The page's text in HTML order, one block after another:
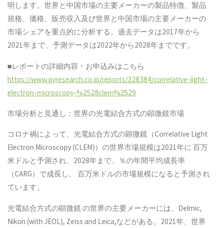
明します。世界と中国市場の主要メーカーの製品特徴、製品
規格、価格、販売収入及び世界と中国市場の主要メーカーの
市場シェアを重点的に分析する。過去データは2017年から
2021年まで、予測データは2022年から2028年までです。
■レポートの詳細内容・お申込みはこちら
https://www.qyresearch.co.jp/reports/228384/correlative-light-
electron-microscopy-%2528clem%2529
市場分析と見通し：世界の光電結合方式の顕微鏡市場
コロナ禍によって、光電結合方式の顕微鏡（Correlative Light
Electron Microscopy (CLEM)）の世界市場規模は2021年に 百万
米ドルと予測され、2028年まで、％の年間平均成長率
（CARG）で成長し、 百万米ドルの市場規模になると予測され
ています。
光電結合方式の顕微鏡 の世界の主要メーカーには、Delmic,
Nikon (with JEOL), Zeiss and Leica,などがある。2021年、世界